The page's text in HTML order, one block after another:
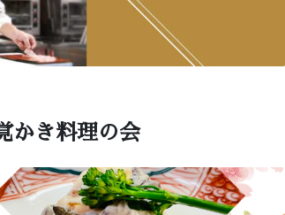
かき料理の会